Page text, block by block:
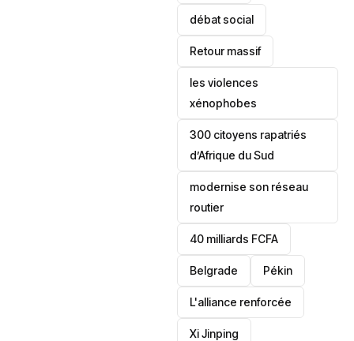
débat social
Retour massif
les violences
xénophobes
300 citoyens rapatriés
d’Afrique du Sud
modernise son réseau
routier
40 milliards FCFA
Belgrade Pékin
L'alliance renforcée
Xi Jinping